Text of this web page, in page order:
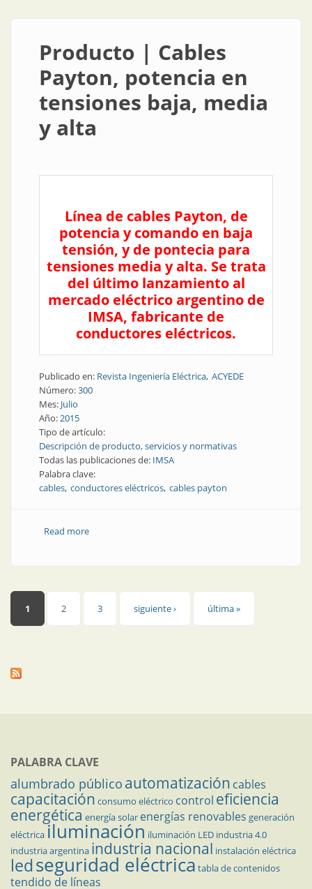
Producto | Cables
Payton, potencia en
tensiones baja, media
y alta
Línea de cables Payton, de
potencia y comando en baja
tensión, y de pontecia para
tensiones media y alta. Se trata
del último lanzamiento al
mercado eléctrico argentino de
IMSA, fabricante de
conductores eléctricos.
Publicado en: Revista Ingeniería Eléctrica ACYEDE
Número:300
Mes: Julio
Año:2015
Tipo de artículo:
Descripción de producto, servicios y normativas
Todas las publicaciones de: IMSA
Palabra clave:
cables conductores eléctricos cables payton
Read moreabout Producto | Cables Payton, potencia en
Páginas
1 2 3 siguiente › última »
PALABRA CLAVE
alumbrado público automatización cables
capacitación consumo eléctrico control eficiencia
energética energía solar energías renovables generación
eléctricailuminación iluminación LED industria 4.0
industria argentina industria nacional instalación eléctrica
ledseguridad eléctrica tabla de contenidos
tendido de líneas